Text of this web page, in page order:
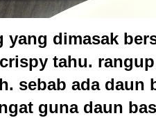
yang dimasak
tahu.
sebab ada daun
guna daun